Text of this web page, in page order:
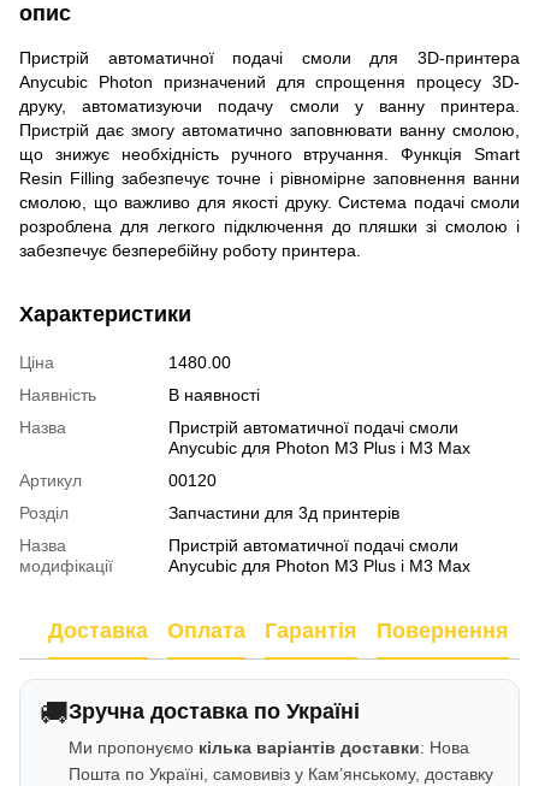
опис
Пристрій автоматичної подачі смоли для 3D-принтера
Anycubic Photon призначений для спрощення процесу 3D-
друку, автоматизуючи подачу смоли у ванну принтера.
Пристрій дає змогу автоматично заповнювати ванну смолою,
що знижує необхідність ручного втручання. Функція Smart
Resin Filling забезпечує точне і рівномірне заповнення ванни
смолою, що важливо для якості друку. Система подачі смоли
розроблена для легкого підключення до пляшки зі смолою і
забезпечує безперебійну роботу принтера.
Характеристики
Ціна
1480.00
Наявність
В наявності
Назва
Пристрій автоматичної подачі смоли
Anycubic для Photon M3 Plus і M3 Max
Артикул
00120
Розділ
Запчастини для 3д принтерів
Назва
модифікації
Пристрій автоматичної подачі смоли
Anycubic для Photon M3 Plus і M3 Max
Доставка Оплата Гарантія Повернення
🚚Зручна доставка по Україні
Ми пропонуємо кілька варіантів доставки: Нова
Пошта по Україні, самовивіз у Кам’янському, доставку